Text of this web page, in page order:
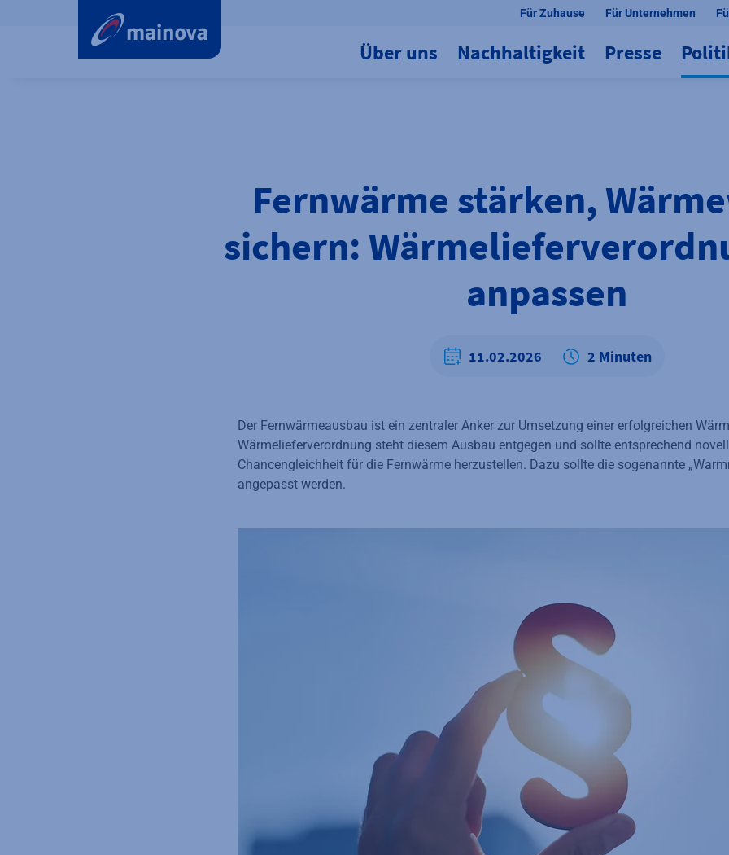
Für Zuhause Für Unternehmen
Über uns Nachhaltigkeit Presse
Fernwärme stärken,
sichern:
anpassen
11.02.2026 2 Minuten
Der Fernwärmeausbau ist ein zentraler Anker zur Umsetzung einer erfolgreichen
Wärmelieferverordnung steht diesem Ausbau entgegen und sollte entsprechend
Chancengleichheit für die Fernwärme herzustellen. Dazu sollte die sogenannte
angepasst werden.